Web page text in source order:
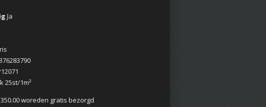
Ja
25st/1m²
woreden gratis bezorgd